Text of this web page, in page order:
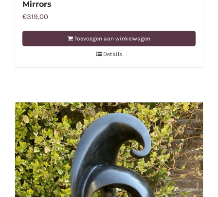
Mirrors
€319,00
Toevoegen aan winkelwagen
Details